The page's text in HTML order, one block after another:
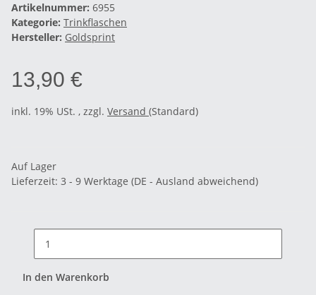
Artikelnummer: 6955
Kategorie: Trinkflaschen
Hersteller: Goldsprint
13,90 €
inkl. 19% USt. , zzgl. Versand (Standard)
Auf Lager
Lieferzeit: 3 - 9 Werktage (DE - Ausland abweichend)
In den Warenkorb